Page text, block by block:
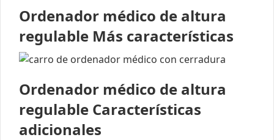
Ordenador médico de altura
regulable Más características
Ordenador médico de altura
regulable Características
adicionales